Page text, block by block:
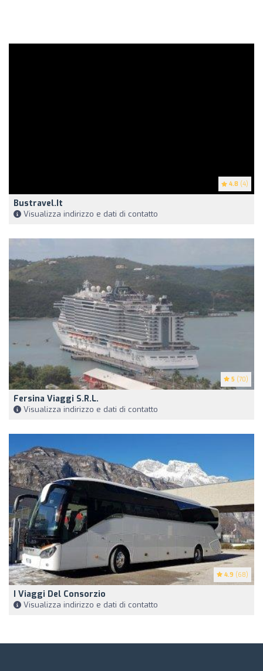
4.8 (4)
Bustravel.it
Visualizza indirizzo e dati di contatto
5 (70)
Fersina Viaggi S.R.L.
Visualizza indirizzo e dati di contatto
4.9 (68)
I Viaggi Del Consorzio
Visualizza indirizzo e dati di contatto